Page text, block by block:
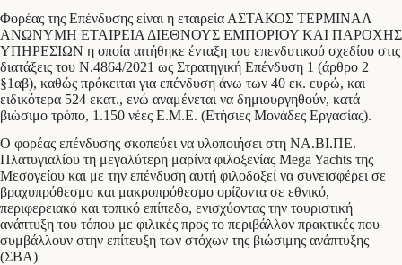
Φορέας της Επένδυσης είναι η εταιρεία ΑΣΤΑΚΟΣ ΤΕΡΜΙΝΑΛ
ΑΝΩΝΥΜΗ ΕΤΑΙΡΕΙΑ ΔΙΕΘΝΟΥΣ ΕΜΠΟΡΙΟΥ ΚΑΙ ΠΑΡΟΧΗΣ
ΥΠΗΡΕΣΙΩΝ η οποία αιτήθηκε ένταξη του επενδυτικού σχεδίου στις
διατάξεις του Ν.4864/2021 ως Στρατηγική Επένδυση 1 (άρθρο 2
§1αβ), καθώς πρόκειται για επένδυση άνω των 40 εκ. ευρώ, και
ειδικότερα 524 εκατ., ενώ αναμένεται να δημιουργηθούν, κατά
βιώσιμο τρόπο, 1.150 νέες Ε.Μ.Ε. (Ετήσιες Μονάδες Εργασίας).
Ο φορέας επένδυσης σκοπεύει να υλοποιήσει στη ΝΑ.ΒΙ.ΠΕ.
Πλατυγιαλίου τη μεγαλύτερη μαρίνα φιλοξενίας Mega Yachts της
Μεσογείου και με την επένδυση αυτή φιλοδοξεί να συνεισφέρει σε
βραχυπρόθεσμο και μακροπρόθεσμο ορίζοντα σε εθνικό,
περιφερειακό και τοπικό επίπεδο, ενισχύοντας την τουριστική
ανάπτυξη του τόπου με φιλικές προς το περιβάλλον πρακτικές που
συμβάλλουν στην επίτευξη των στόχων της βιώσιμης ανάπτυξης
(ΣΒΑ)